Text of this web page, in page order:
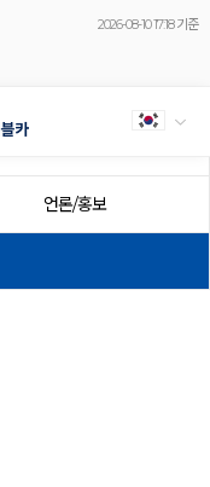
2026-08-10 17:18 기준
언론/홍보